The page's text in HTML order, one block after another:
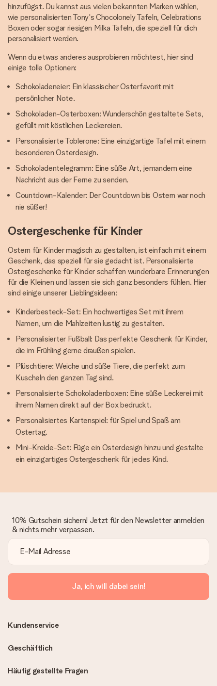
hinzufügst. Du kannst aus vielen bekannten Marken wählen,
wie personalisierten Tony's Chocolonely Tafeln, Celebrations
Boxen oder sogar riesigen Milka Tafeln, die speziell für dich
personalisiert werden.
Wenn du etwas anderes ausprobieren möchtest, hier sind
einige tolle Optionen:
Schokoladeneier: Ein klassischer Osterfavorit mit
persönlicher Note.
Schokoladen-Osterboxen: Wunderschön gestaltete Sets,
gefüllt mit köstlichen Leckereien.
Personalisierte Toblerone: Eine einzigartige Tafel mit einem
besonderen Osterdesign.
Schokoladentelegramm: Eine süße Art, jemandem eine
Nachricht aus der Ferne zu senden.
Countdown-Kalender: Der Countdown bis Ostern war noch
nie süßer!
Ostergeschenke für Kinder
Ostern für Kinder magisch zu gestalten, ist einfach mit einem
Geschenk, das speziell für sie gedacht ist. Personalisierte
Ostergeschenke für Kinder schaffen wunderbare Erinnerungen
für die Kleinen und lassen sie sich ganz besonders fühlen. Hier
sind einige unserer Lieblingsideen:
Kinderbesteck-Set: Ein hochwertiges Set mit ihrem
Namen, um die Mahlzeiten lustig zu gestalten.
Personalisierter Fußball: Das perfekte Geschenk für Kinder,
die im Frühling gerne draußen spielen.
Plüschtiere: Weiche und süße Tiere, die perfekt zum
Kuscheln den ganzen Tag sind.
Personalisierte Schokoladenboxen: Eine süße Leckerei mit
ihrem Namen direkt auf der Box bedruckt.
Personalisiertes Kartenspiel: für Spiel und Spaß am
Ostertag.
Mini-Kreide-Set: Füge ein Osterdesign hinzu und gestalte
ein einzigartiges Ostergeschenk für jedes Kind.
10% Gutschein sichern! Jetzt für den Newsletter anmelden
& nichts mehr verpassen.
Ja, ich will dabei sein!
Häufig gestellte Fragen
Kundenservice
Geschäftlich